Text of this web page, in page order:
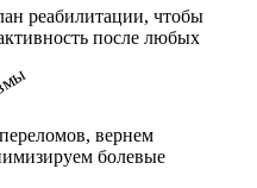
реабилитации, чтобы
после любых
вернем
болевые